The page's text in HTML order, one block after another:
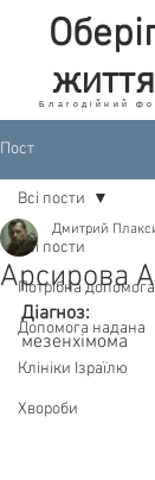
життя
Благодійний
Пост
Всі пости
Потрібна допомога
Допомога надана
Клініки Ізраїлю
Хвороби
Всі пости
Арсирова
Дмитрий
мезенхімома